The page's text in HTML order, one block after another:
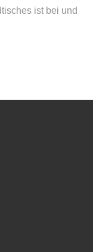
ist bei und